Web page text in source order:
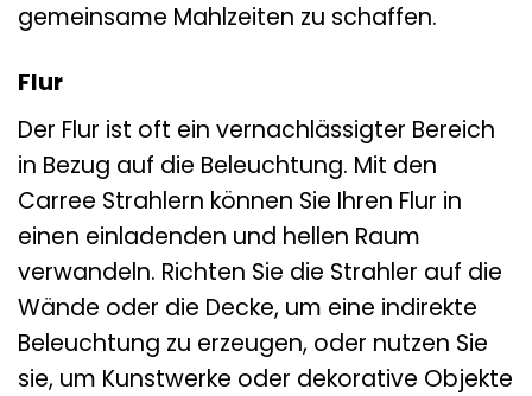
gemeinsame Mahlzeiten zu schaffen.
Flur
Der Flur ist oft ein vernachlässigter Bereich
in Bezug auf die Beleuchtung. Mit den
Carree Strahlern können Sie Ihren Flur in
einen einladenden und hellen Raum
verwandeln. Richten Sie die Strahler auf die
Wände oder die Decke, um eine indirekte
Beleuchtung zu erzeugen, oder nutzen Sie
sie, um Kunstwerke oder dekorative Objekte